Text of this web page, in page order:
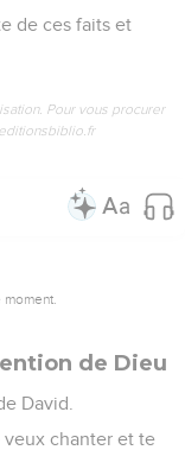
de ces faits et
Pour vous procurer
de Dieu
David.
chanter et te